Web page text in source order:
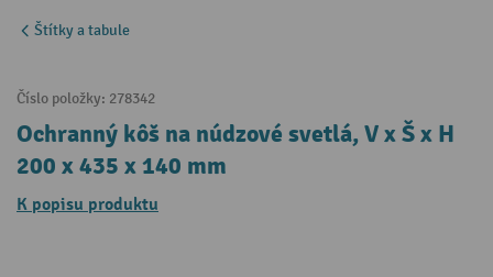
Štítky a tabule
Číslo položky: 278342
Ochranný kôš na núdzové svetlá, V x Š x H
200 x 435 x 140 mm
K popisu produktu